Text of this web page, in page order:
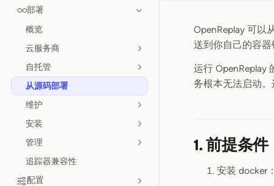
部署
概览
云服务商
自托管
从源码部署
维护
安装
管理
追踪器兼容性
配置
从源代
OpenReplay 可以
送到你自己的容器
运行 OpenReplay
务根本无法启动
1. 前提条件
安装 docker：